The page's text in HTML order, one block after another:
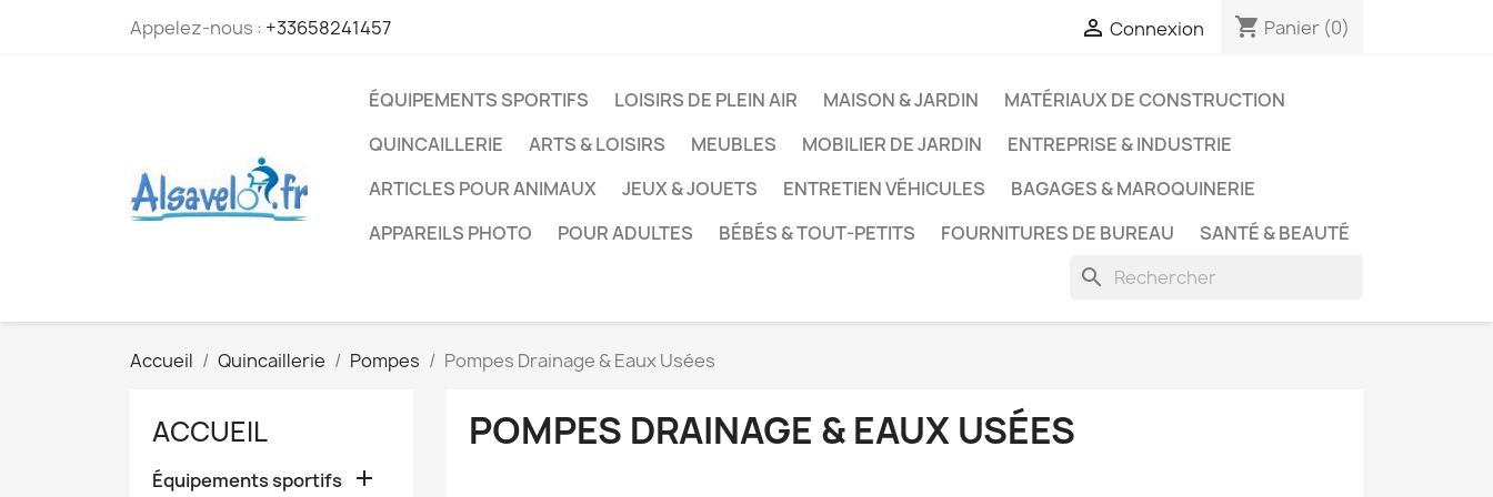
Appelez-nous : +33658241457  Connexion shopping_cart Panier (0)
ÉQUIPEMENTS SPORTIFS LOISIRS DE PLEIN AIR MAISON & JARDIN
MATÉRIAUX DE CONSTRUCTION
QUINCAILLERIE
ARTS & LOISIRS MEUBLES MOBILIER DE JARDIN
ENTREPRISE & INDUSTRIE
ARTICLES POUR ANIMAUX
JEUX & JOUETS ENTRETIEN VÉHICULES
BAGAGES & MAROQUINERIE
APPAREILS PHOTO
POUR ADULTES BÉBÉS & TOUT-PETITS FOURNITURES DE BUREAU SANTÉ & BEAUTÉ
search
Accueil Quincaillerie Pompes Pompes Drainage & Eaux Usées
ACCUEIL
Équipements sportifs 
POMPES DRAINAGE & EAUX USÉES